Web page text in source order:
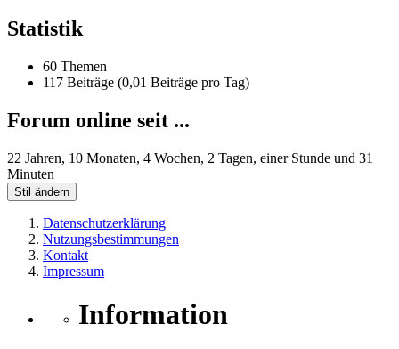
Statistik
60 Themen
117 Beiträge (0,01 Beiträge pro Tag)
Forum online seit ...
22 Jahren, 10 Monaten, 4 Wochen, 2 Tagen, einer Stunde und 31
Minuten
Stil ändern
Datenschutzerklärung
Nutzungsbestimmungen
Kontakt
Impressum
Information